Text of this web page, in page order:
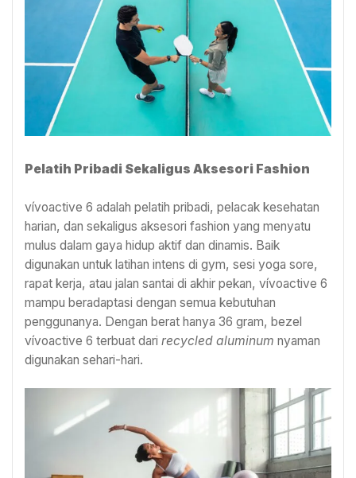
Pelatih Pribadi Sekaligus Aksesori Fashion
vívoactive 6 adalah pelatih pribadi, pelacak kesehatan
harian, dan sekaligus aksesori fashion yang menyatu
mulus dalam gaya hidup aktif dan dinamis. Baik
digunakan untuk latihan intens di gym, sesi yoga sore,
rapat kerja, atau jalan santai di akhir pekan, vívoactive 6
mampu beradaptasi dengan semua kebutuhan
penggunanya. Dengan berat hanya 36 gram, bezel
vívoactive 6 terbuat dari recycled aluminum nyaman
digunakan sehari-hari.